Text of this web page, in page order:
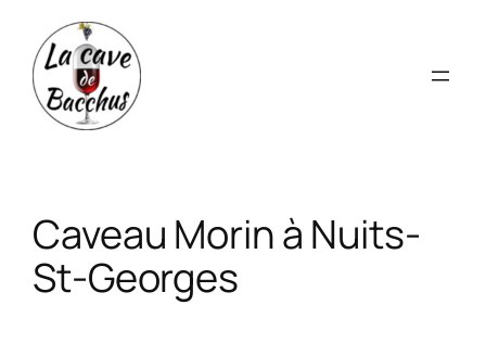
contenu
Caveau Morin à Nuits-
St-Georges